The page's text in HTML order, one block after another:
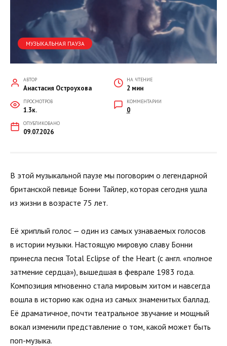
МУЗЫКАЛЬНАЯ ПАУЗА
АВТОР
Анастасия Остроухова
НА ЧТЕНИЕ
2 мин
ПРОСМОТРОВ
1.3к.
КОММЕНТАРИИ
0
ОПУБЛИКОВАНО
09.07.2026
В этой музыкальной паузе мы поговорим о легендарной
британской певице Бонни Тайлер, которая сегодня ушла
из жизни в возрасте 75 лет.
Её хриплый голос — один из самых узнаваемых голосов
в истории музыки. Настоящую мировую славу Бонни
принесла песня Total Eclipse of the Heart (с англ. «полное
затмение сердца»), вышедшая в феврале 1983 года.
Композиция мгновенно стала мировым хитом и навсегда
вошла в историю как одна из самых знаменитых баллад.
Её драматичное, почти театральное звучание и мощный
вокал изменили представление о том, какой может быть
поп-музыка.